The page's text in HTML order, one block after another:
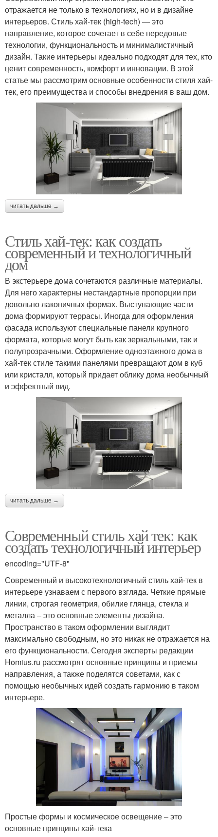
отражается не только в технологиях, но и в дизайне
интерьеров. Стиль хай-тек (high-tech) — это
направление, которое сочетает в себе передовые
технологии, функциональность и минималистичный
дизайн. Такие интерьеры идеально подходят для тех, кто
ценит современность, комфорт и инновации. В этой
статье мы рассмотрим основные особенности стиля хай-
тек, его преимущества и способы внедрения в ваш дом.
читать дальше →
Стиль хай-тек: как создать
современный и технологичный
дом
В экстерьере дома сочетаются различные материалы.
Для него характерны нестандартные пропорции при
довольно лаконичных формах. Выступающие части
дома формируют террасы. Иногда для оформления
фасада используют специальные панели крупного
формата, которые могут быть как зеркальными, так и
полупрозрачными. Оформление одноэтажного дома в
хай-тек стиле такими панелями превращают дом в куб
или кристалл, который придает облику дома необычный
и эффектный вид.
читать дальше →
Современный стиль хай тек: как
создать технологичный интерьер
encoding="UTF-8"
Современный и высокотехнологичный стиль хай-тек в
интерьере узнаваем с первого взгляда. Четкие прямые
линии, строгая геометрия, обилие глянца, стекла и
металла – это основные элементы дизайна.
Пространство в таком оформлении выглядит
максимально свободным, но это никак не отражается на
его функциональности. Сегодня эксперты редакции
Homius.ru рассмотрят основные принципы и приемы
направления, а также поделятся советами, как с
помощью необычных идей создать гармонию в таком
интерьере.
Простые формы и космическое освещение – это
основные принципы хай-тека